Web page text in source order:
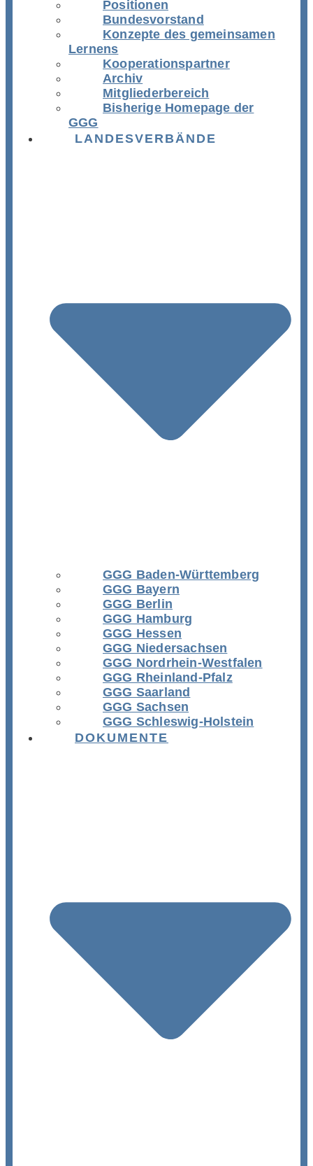
Positionen
Bundesvorstand
Konzepte des gemeinsamen
Lernens
Kooperationspartner
Archiv
Mitgliederbereich
Bisherige Homepage der
GGG
LANDESVERBÄNDE
GGG Baden-Württemberg
GGG Bayern
GGG Berlin
GGG Hamburg
GGG Hessen
GGG Niedersachsen
GGG Nordrhein-Westfalen
GGG Rheinland-Pfalz
GGG Saarland
GGG Sachsen
GGG Schleswig-Holstein
DOKUMENTE